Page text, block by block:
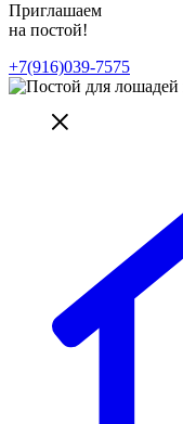
Приглашаем
на постой!
+7(916)039-7575